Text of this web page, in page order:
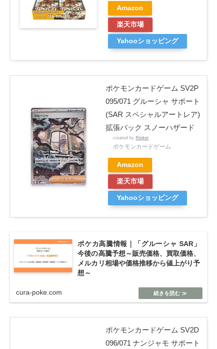
Amazon
楽天市場
Yahooショッピング
ポケモンカードゲーム SV2P
095/071 グルーシャ サポート
(SAR スペシャルアートレア)
拡張パック スノーハザード
created by Rinker
ポケモンカードゲーム
Amazon
楽天市場
Yahooショッピング
ポケカ高騰情報｜「グルーシャ SAR」
今後の高騰予想～販売価格、買取価格、
メルカリ相場や価格推移から値上がり予
想～
cura-poke.com
ポケモンカードゲーム SV2D
096/071 ナンジャモ サポート